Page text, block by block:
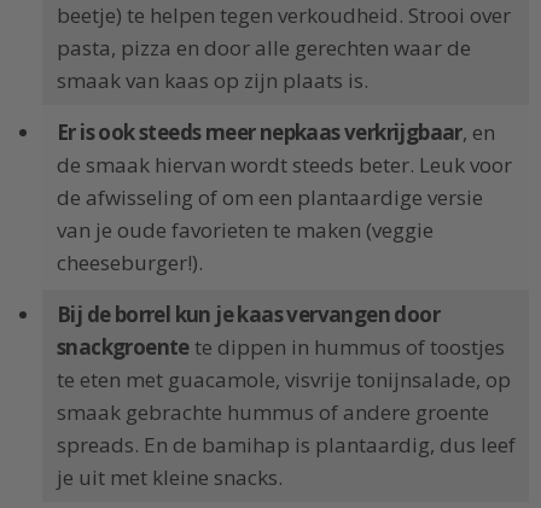
beetje) te helpen tegen verkoudheid. Strooi over
pasta, pizza en door alle gerechten waar de
smaak van kaas op zijn plaats is.
Er is ook steeds meer nepkaas verkrijgbaar, en
de smaak hiervan wordt steeds beter. Leuk voor
de afwisseling of om een plantaardige versie
van je oude favorieten te maken (veggie
cheeseburger!).
Bij de borrel kun je kaas vervangen door
snackgroentete dippen in hummus of toostjes
te eten met guacamole, visvrije tonijnsalade, op
smaak gebrachte hummus of andere groente
spreads. En de bamihap is plantaardig, dus leef
je uit met kleine snacks.